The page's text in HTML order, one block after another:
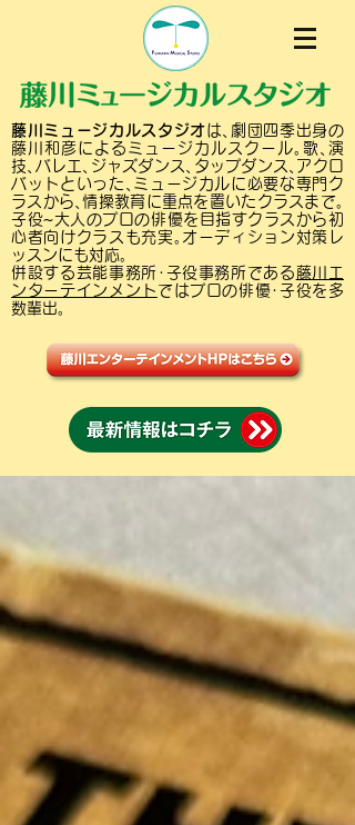
藤川ミュージカルスタジオは､劇団四季出身の
藤川和彦によるミュージカルスクール｡歌､演
技､バレエ､ジャズダンス､タップダンス､アクロ
バットといった､ミュージカルに必要な専門ク
ラスから､情操教育に重点を置いたクラスまで｡
子役~大人のプロの俳優を目指すクラスから初
心者向けクラスも充実｡オーディション対策レ
ッスンにも対応｡
併設する芸能事務所･子役事務所である 藤川エ
ンターテインメント ではプロの俳優･子役を多
数輩出｡